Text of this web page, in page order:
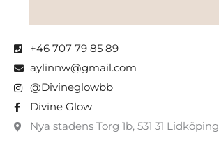
+46 707 79 85 89
aylinnw@gmail.com
@Divineglowbb
Divine Glow
Nya stadens Torg 1b, 531 31 Lidköping